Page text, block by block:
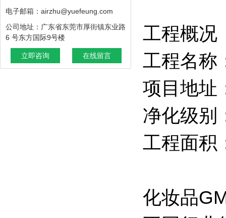
电子邮箱：airzhu@yuefeung.com
公司地址：广东省东莞市厚街镇东业路
6 号东方国际9号楼
立即咨询 在线留言
工程概
工程名称
项目地址
净化级别
工程面积
化妆品